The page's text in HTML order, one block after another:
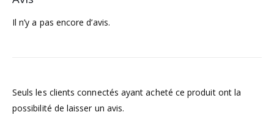
Il n’y a pas encore d’avis.
Seuls les clients connectés ayant acheté ce produit ont la
possibilité de laisser un avis.